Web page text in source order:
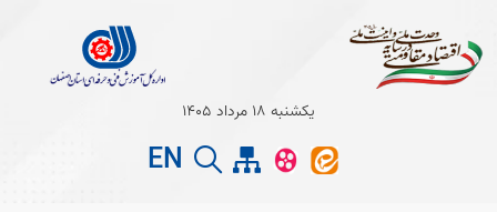
Open
یکشنبه 18 مرداد 1405
EN